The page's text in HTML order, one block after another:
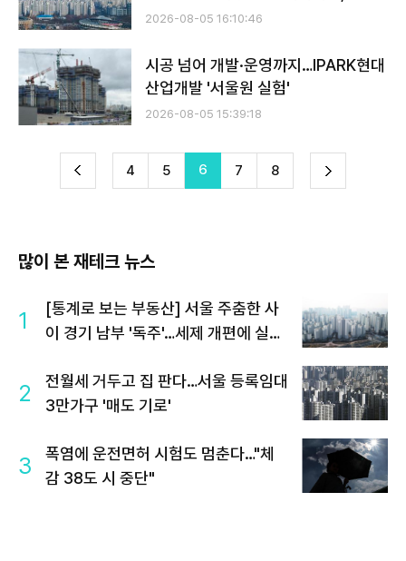
화 부추기나
2026-08-05 16:10:46
시공 넘어 개발·운영까지…IPARK현대
산업개발 '서울원 실험'
2026-08-05 15:39:18
이 4 5 6 7 8 다
많이 본 재테크 뉴스
1
[통계로 보는 부동산] 서울 주춤한 사
이 경기 남부 '독주'…세제 개편에 실수
2
전월세 거두고 집 판다…서울 등록임대
3만가구 '매도 기로'
3
폭염에 운전면허 시험도 멈춘다…"체
감 38도 시 중단"